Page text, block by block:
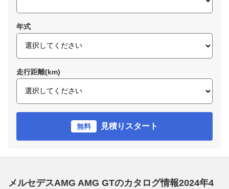
年式
走行距離(km)
無料 見積りスタート
メルセデスAMG AMG GTのカタログ情報2024年4